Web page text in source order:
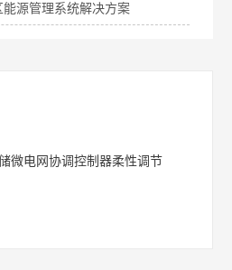
源管理系统解决方案